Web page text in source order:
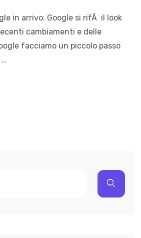
in arrivo: Google si rifÃ il look
cambiamenti e delle
facciamo un piccolo passo